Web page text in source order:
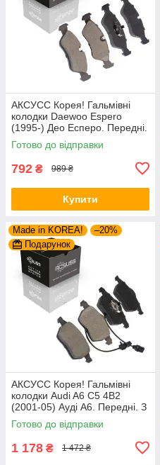
АКСУСС Корея! Гальмівні
колодки Daewoo Espero
(1995-) Део Есперо. Передні.
GDB951 , FSL584
Готово до відправки
792 ₴ 989 ₴
Купити
Made in KOREA!
–20%
Подарунок
АКСУСС Корея! Гальмівні
колодки Audi A6 С5 4B2
(2001-05) Ауді А6. Передні. З
датчиками! GDB1307 ,
GDB1488 , FDB1323 ,
Готово до відправки
1 178 ₴ 1 472 ₴